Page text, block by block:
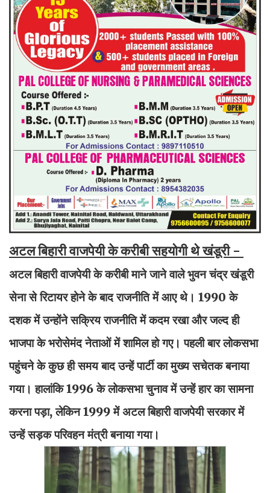
अटल बिहारी वाजपेयी के करीबी सहयोगी थे खंडूरी -
अटल बिहारी वाजपेयी के करीबी माने जाने वाले भुवन चंद्र खंडूरी
सेना से रिटायर होने के बाद राजनीति में आए थे। 1990 के
दशक में उन्होंने सक्रिय राजनीति में कदम रखा और जल्द ही
भाजपा के भरोसेमंद नेताओं में शामिल हो गए। पहली बार लोकसभा
पहुंचने के कुछ ही समय बाद उन्हें पार्टी का मुख्य सचेतक बनाया
गया। हालांकि 1996 के लोकसभा चुनाव में उन्हें हार का सामना
करना पड़ा, लेकिन 1999 में अटल बिहारी वाजपेयी सरकार में
उन्हें सड़क परिवहन मंत्री बनाया गया।